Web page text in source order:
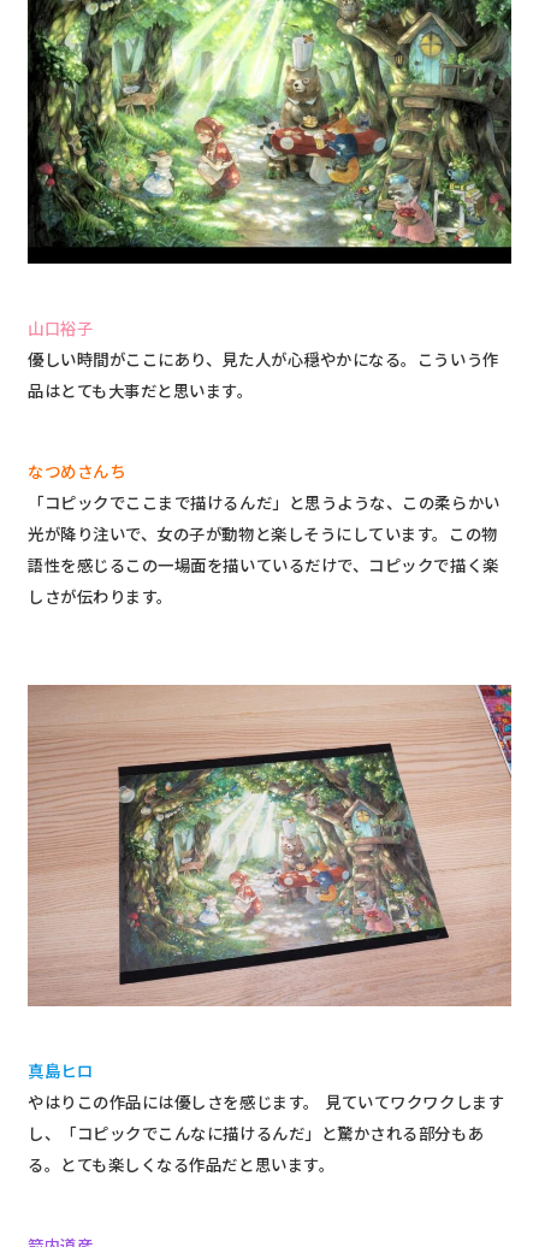
山口裕子
優しい時間がここにあり、見た人が心穏やかになる。こういう作
品はとても大事だと思います。
なつめさんち
「コピックでここまで描けるんだ」と思うような、この柔らかい
光が降り注いで、女の子が動物と楽しそうにしています。この物
語性を感じるこの一場面を描いているだけで、コピックで描く楽
しさが伝わります。
真島ヒロ
やはりこの作品には優しさを感じます。 見ていてワクワクします
し、「コピックでこんなに描けるんだ」と驚かされる部分もあ
る。とても楽しくなる作品だと思います。